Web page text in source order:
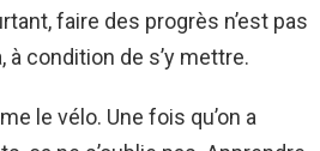
faire des progrès n’est pas
condition de s’y mettre.
le vélo. Une fois qu’on a